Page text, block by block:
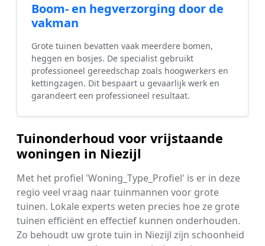
Boom- en hegverzorging door de
vakman
Grote tuinen bevatten vaak meerdere bomen,
heggen en bosjes. De specialist gebruikt
professioneel gereedschap zoals hoogwerkers en
kettingzagen. Dit bespaart u gevaarlijk werk en
garandeert een professioneel resultaat.
Tuinonderhoud voor vrijstaande
woningen in Niezijl
Met het profiel 'Woning_Type_Profiel' is er in deze
regio veel vraag naar tuinmannen voor grote
tuinen. Lokale experts weten precies hoe ze grote
tuinen efficiënt en effectief kunnen onderhouden.
Zo behoudt uw grote tuin in Niezijl zijn schoonheid